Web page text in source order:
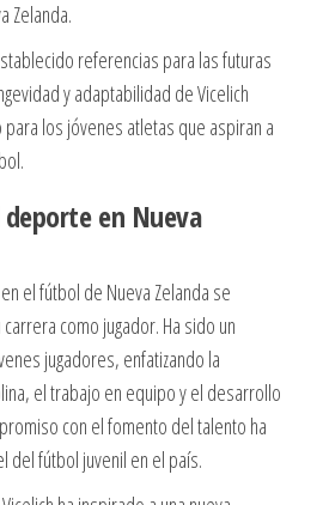
Zelanda.
referencias para las futuras
y adaptabilidad de Vicelich
los jóvenes atletas que aspiran a
en Nueva
el fútbol de Nueva Zelanda se
como jugador. Ha sido un
jugadores, enfatizando la
el trabajo en equipo y el desarrollo
con el fomento del talento ha
del fútbol juvenil en el país.